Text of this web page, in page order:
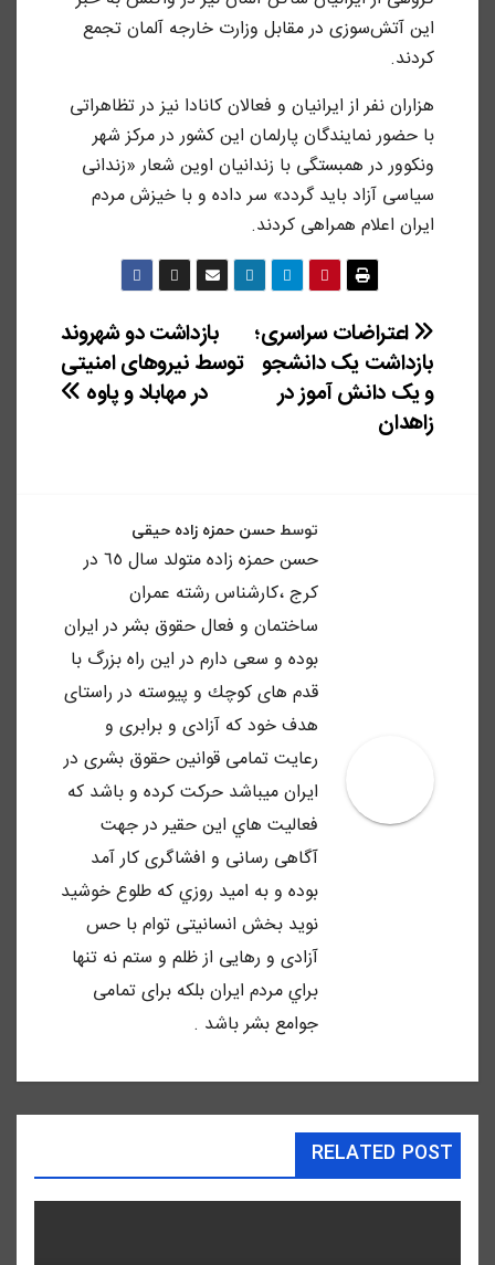
این آتش‌سوزی در مقابل وزارت خارجه آلمان تجمع
کردند.
هزاران نفر از ایرانیان و فعالان کانادا نیز در تظاهراتی
با حضور نمایندگان پارلمان این کشور در مرکز شهر
ونکوور در همبستگی با زندانیان اوین شعار «زندانی
سیاسی آزاد باید گردد» سر داده و با خیزش مردم
ایران اعلام همراهی کردند.
راهبری
نوشته
بازداشت دو شهروند
توسط نیروهای امنیتی
در مهاباد و پاوه
اعتراضات سراسری؛
بازداشت یک دانشجو
و یک دانش آموز در
زاهدان
توسط حسن حمزه زاده حیقی
حسن حمزه زاده متولد سال ٦٥ در
كرج ،كارشناس رشته عمران
ساختمان و فعال حقوق بشر در ايران
بوده و سعى دارم در اين راه بزرگ با
قدم هاى كوچك و پيوسته در راستاى
هدف خود كه آزادى و برابرى و
رعايت تمامى قوانين حقوق بشرى در
ايران ميباشد حركت كرده و باشد كه
فعاليت هاي اين حقير در جهت
آگاهى رسانى و افشاگرى كار آمد
بوده و به اميد روزي كه طلوع خوشيد
نويد بخش انسانيتى توام با حس
آزادى و رهايى از ظلم و ستم نه تنها
براي مردم ايران بلكه براى تمامى
جوامع بشر باشد .
RELATED POST